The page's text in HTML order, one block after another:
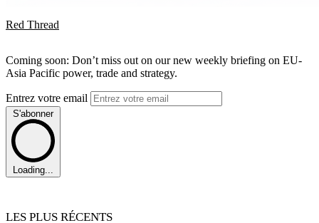
Red Thread
Coming soon: Don’t miss out on our new weekly briefing on EU-
Asia Pacific power, trade and strategy.
Entrez votre email
S'abonner
Loading...
LES PLUS RÉCENTS